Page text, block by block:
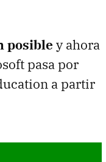
posible y ahora
pasa por
a partir